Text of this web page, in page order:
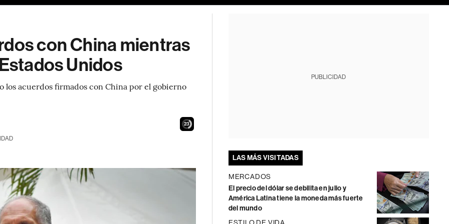
con China mientras
Unidos
los acuerdos firmados con China por el gobierno
22
PUBLICIDAD
LAS MÁS VISITADAS
MERCADOS
El precio del dólar se debilita en julio y
América Latina tiene la moneda más fuerte
del mundo